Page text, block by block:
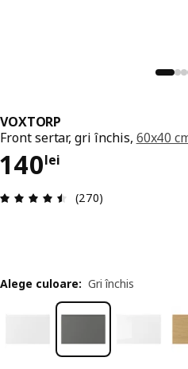
VOXTORP
Front sertar, gri închis, 60x40
140lei
Preț 140lei
Prezentare
(270)
Alege culoare: Gri închis